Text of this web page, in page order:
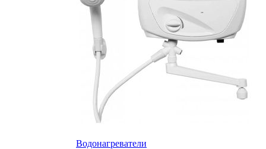
Водонагреватели